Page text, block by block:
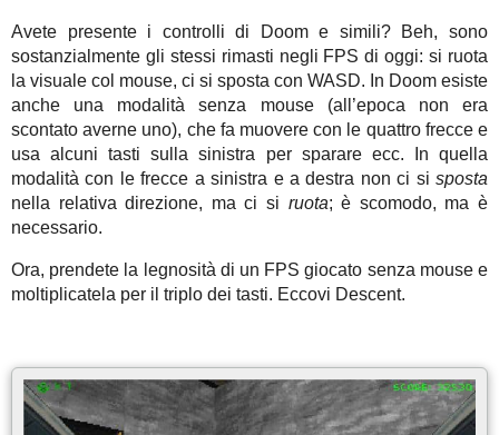
Avete presente i controlli di Doom e simili? Beh, sono
sostanzialmente gli stessi rimasti negli FPS di oggi: si ruota
la visuale col mouse, ci si sposta con WASD. In Doom esiste
anche una modalità senza mouse (all’epoca non era
scontato averne uno), che fa muovere con le quattro frecce e
usa alcuni tasti sulla sinistra per sparare ecc. In quella
modalità con le frecce a sinistra e a destra non ci si sposta
nella relativa direzione, ma ci si ruota; è scomodo, ma è
necessario.
Ora, prendete la legnosità di un FPS giocato senza mouse e
moltiplicatela per il triplo dei tasti. Eccovi Descent.